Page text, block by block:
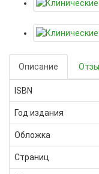
Описание
ISBN
Год издания
Обложка
Страниц